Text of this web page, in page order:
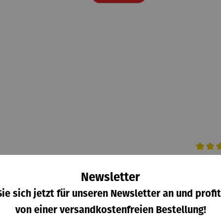
Regulärer Preis:
69,95 €
COPENHAGEN
Verkaufspreis:
49,45 € UVPRegulärer Preis:
54,95 €
Newsletter
sich jetzt für unseren Newsletter an und
von einer versandkostenfreien Bestellung!